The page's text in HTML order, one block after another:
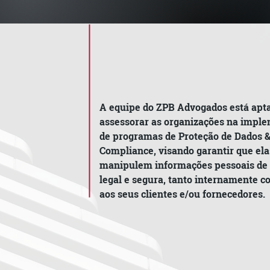
A equipe do ZPB Advogados está
assessorar as organizações na
de programas de Proteção de Dados &
Compliance, visando garantir que
manipulem informações pessoais
legal e segura, tanto internamente
aos seus clientes e/ou fornecedores.